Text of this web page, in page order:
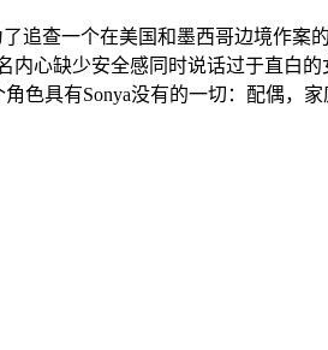
追查一个在美国和墨西哥边境作案
内心缺少安全感同时说话过于直白
色具有Sonya没有的一切：配偶，家